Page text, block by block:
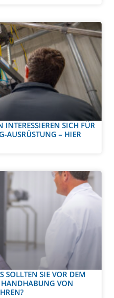
INTERESSIEREN SICH FÜR
AUSRÜSTUNG – HIER
SOLLTEN SIE VOR DEM
HANDHABUNG VON